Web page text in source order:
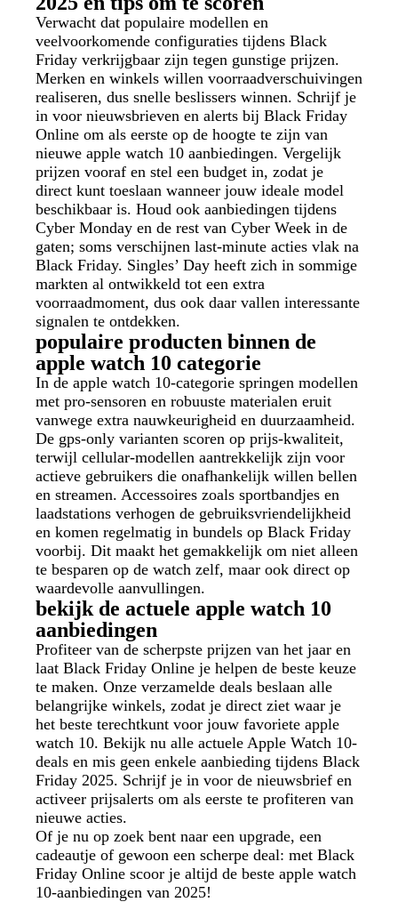
Verwacht dat populaire modellen en
veelvoorkomende configuraties tijdens Black
Friday verkrijgbaar zijn tegen gunstige prijzen.
Merken en winkels willen voorraadverschuivingen
realiseren, dus snelle beslissers winnen. Schrijf je
in voor nieuwsbrieven en alerts bij Black Friday
Online om als eerste op de hoogte te zijn van
nieuwe apple watch 10 aanbiedingen. Vergelijk
prijzen vooraf en stel een budget in, zodat je
direct kunt toeslaan wanneer jouw ideale model
beschikbaar is. Houd ook aanbiedingen tijdens
Cyber Monday en de rest van Cyber Week in de
gaten; soms verschijnen last-minute acties vlak na
Black Friday. Singles’ Day heeft zich in sommige
markten al ontwikkeld tot een extra
voorraadmoment, dus ook daar vallen interessante
signalen te ontdekken.
populaire producten binnen de
apple watch 10 categorie
In de apple watch 10-categorie springen modellen
met pro-sensoren en robuuste materialen eruit
vanwege extra nauwkeurigheid en duurzaamheid.
De gps-only varianten scoren op prijs-kwaliteit,
terwijl cellular-modellen aantrekkelijk zijn voor
actieve gebruikers die onafhankelijk willen bellen
en streamen. Accessoires zoals sportbandjes en
laadstations verhogen de gebruiksvriendelijkheid
en komen regelmatig in bundels op Black Friday
voorbij. Dit maakt het gemakkelijk om niet alleen
te besparen op de watch zelf, maar ook direct op
waardevolle aanvullingen.
bekijk de actuele apple watch 10
aanbiedingen
Profiteer van de scherpste prijzen van het jaar en
laat Black Friday Online je helpen de beste keuze
te maken. Onze verzamelde deals beslaan alle
belangrijke winkels, zodat je direct ziet waar je
het beste terechtkunt voor jouw favoriete apple
watch 10. Bekijk nu alle actuele Apple Watch 10-
deals en mis geen enkele aanbieding tijdens Black
Friday 2025. Schrijf je in voor de nieuwsbrief en
activeer prijsalerts om als eerste te profiteren van
nieuwe acties.
Of je nu op zoek bent naar een upgrade, een
cadeautje of gewoon een scherpe deal: met Black
Friday Online scoor je altijd de beste apple watch
10-aanbiedingen van 2025!